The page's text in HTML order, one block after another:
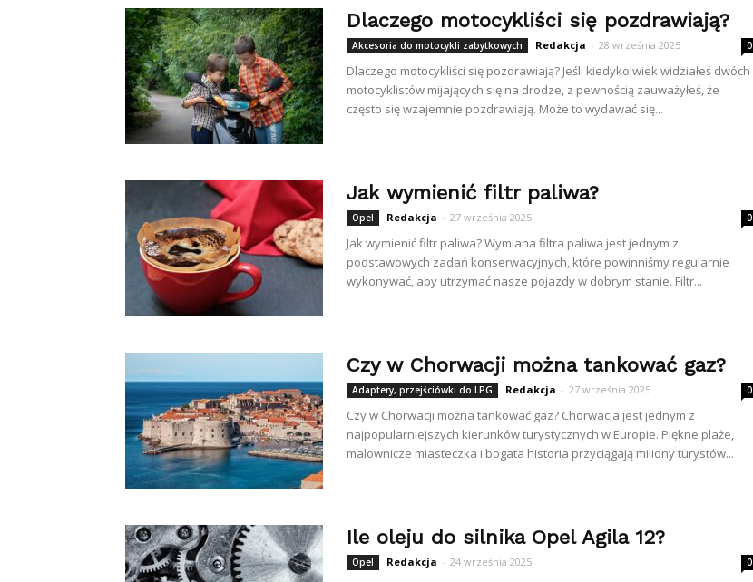
Dlaczego motocykliści się pozdrawiają?
Akcesoria do motocykli zabytkowych Redakcja - 28 września 2025 0
Dlaczego motocykliści się pozdrawiają? Jeśli kiedykolwiek widziałeś dwóch
motocyklistów mijających się na drodze, z pewnością zauważyłeś, że
często się wzajemnie pozdrawiają. Może to wydawać się...
Jak wymienić filtr paliwa?
Opel Redakcja - 27 września 2025 0
Jak wymienić filtr paliwa? Wymiana filtra paliwa jest jednym z
podstawowych zadań konserwacyjnych, które powinniśmy regularnie
wykonywać, aby utrzymać nasze pojazdy w dobrym stanie. Filtr...
Czy w Chorwacji można tankować gaz?
Adaptery, przejściówki do LPG Redakcja - 27 września 2025 0
Czy w Chorwacji można tankować gaz? Chorwacja jest jednym z
najpopularniejszych kierunków turystycznych w Europie. Piękne plaże,
malownicze miasteczka i bogata historia przyciągają miliony turystów...
Ile oleju do silnika Opel Agila 12?
Opel Redakcja - 24 września 2025 0